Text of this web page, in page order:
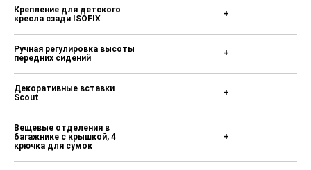
Очечник
Передние и задние датчики
парковки
Дополнительный электрический
Светодиодные фары (LED), AFS
Стеклоочиститель с интервальным
режимом, датчик света/дождя
Крепление для детского
кресла сзади ISOFIX
Ручная регулировка высоты
передних сидений
Декоративные вставки
Scout
Вещевые отделения в
багажнике с крышкой, 4
крючка для сумок
+
+
+
+